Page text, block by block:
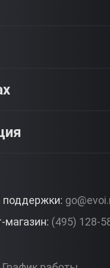
Premium
О компании
Контакты
это работает?
и ответы
подарки
магазин: (495) 128-